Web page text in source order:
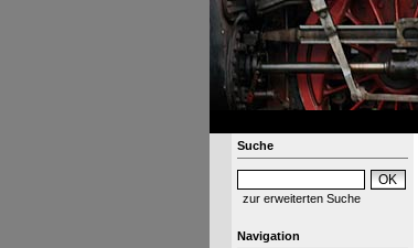
Suche
zur erweiterten Suche
Navigation